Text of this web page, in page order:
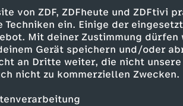
von ZDF, ZDFheute und ZDFtivi
ein. Einige der
Mit deiner Zustimmung
Gerät speichern und/oder
an Dritte weiter, die nicht
nicht zu kommerziellen Zwecken.
mit ihrem Sohn Finn
gesetzt.